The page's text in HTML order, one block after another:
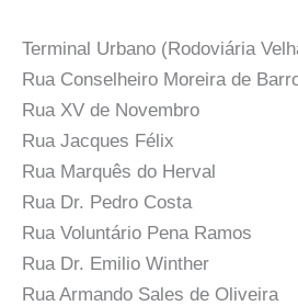
Terminal Urbano (Rodoviária
Rua Conselheiro Moreira de
Rua XV de Novembro
Rua Jacques Félix
Rua Marquês do Herval
Rua Dr. Pedro Costa
Rua Voluntário Pena Ramos
Rua Dr. Emilio Winther
Rua Armando Sales de Oliveira